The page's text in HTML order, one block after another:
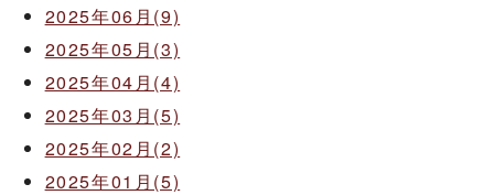
2025年06月(9)
2025年05月(3)
2025年04月(4)
2025年03月(5)
2025年02月(2)
2025年01月(5)